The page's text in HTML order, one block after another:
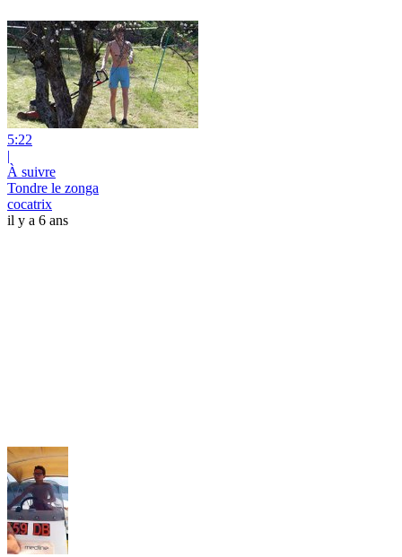
5:22
|
À suivre
Tondre le zonga
cocatrix
il y a 6 ans